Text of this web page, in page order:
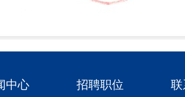
中心 招聘职位 联